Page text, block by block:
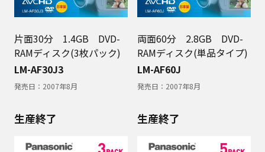
片面30分 1.4GB DVD-
RAMディスク(3枚パック)
LM-AF30J3
発売日： 2007年8月
両面60分 2.8GB DVD-
RAMディスク(単品タイプ)
LM-AF60J
発売日： 2007年8月
生産終了 生産終了